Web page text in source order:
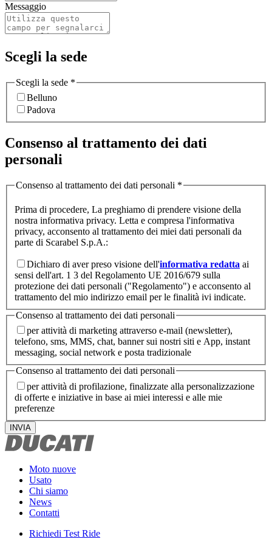
Messaggio
Scegli la sede
Scegli la sede *
Belluno
Padova
Consenso al trattamento dei dati
personali
Consenso al trattamento dei dati personali *
Prima di procedere, La preghiamo di prendere visione della
nostra informativa privacy. Letta e compresa l'informativa
privacy, acconsento al trattamento dei miei dati personali da
parte di Scarabel S.p.A.:
Dichiaro di aver preso visione dell'informativa redatta ai
sensi dell'art. 1 3 del Regolamento UE 2016/679 sulla
protezione dei dati personali ("Regolamento") e acconsento al
trattamento del mio indirizzo email per le finalità ivi indicate.
Consenso al trattamento dei dati personali
per attività di marketing attraverso e-mail (newsletter),
telefono, sms, MMS, chat, banner sui nostri siti e App, instant
messaging, social network e posta tradizionale
Consenso al trattamento dei dati personali
per attività di profilazione, finalizzate alla personalizzazione
di offerte e iniziative in base ai miei interessi e alle mie
preferenze
INVIA
Moto nuove
Usato
Chi siamo
News
Contatti
Richiedi Test Ride